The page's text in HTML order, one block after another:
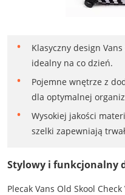
Klasyczny design
idealny na co dzień.
Pojemne wnętrze z
dla optymalnej
Wysokiej jakości
szelki zapewniają
Stylowy i funkcjonalny
Plecak Vans Old Skool